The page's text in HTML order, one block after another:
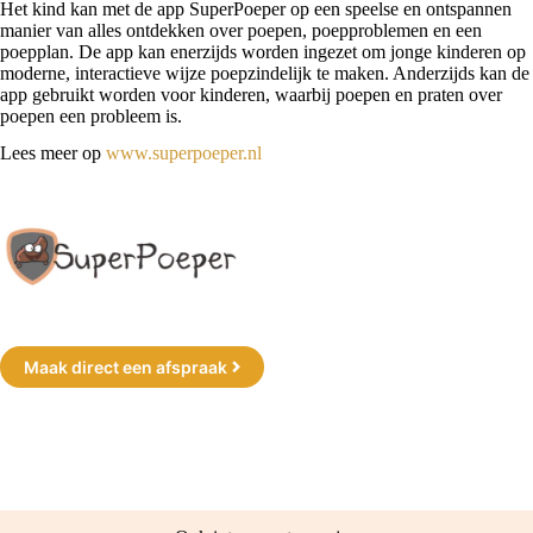
Het kind kan met de app SuperPoeper op een speelse en ontspannen
manier van alles ontdekken over poepen, poepproblemen en een
poepplan. De app kan enerzijds worden ingezet om jonge kinderen op
moderne, interactieve wijze poepzindelijk te maken. Anderzijds kan de
app gebruikt worden voor kinderen, waarbij poepen en praten over
poepen een probleem is.
Lees meer op www.superpoeper.nl
Maak direct een afspraak